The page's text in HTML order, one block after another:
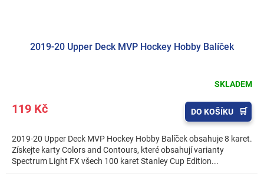
2019-20 Upper Deck MVP Hockey Hobby Balíček
SKLADEM
119 Kč DO KOŠÍKU
2019-20 Upper Deck MVP Hockey Hobby Balíček obsahuje 8 karet.
Získejte karty Colors and Contours, které obsahují varianty
Spectrum Light FX všech 100 karet Stanley Cup Edition...